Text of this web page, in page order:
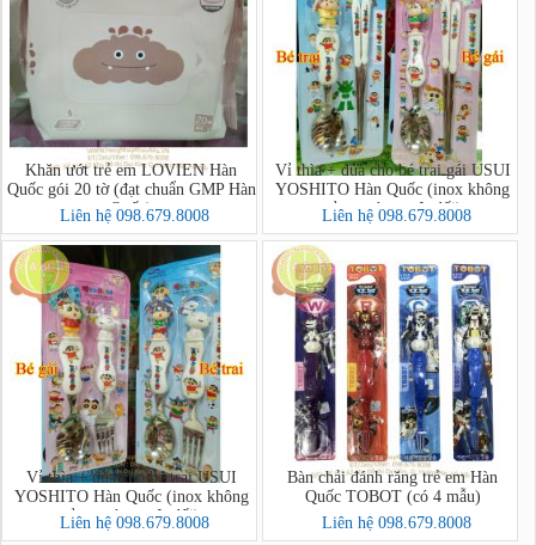
Khăn ướt trẻ em LOVIEN Hàn
Quốc gói 20 tờ (đạt chuẩn GMP Hàn
Quốc)
Liên hệ 098.679.8008
Vỉ thìa + đũa cho bé trai gái USUI
YOSHITO Hàn Quốc (inox không
gỉ,an toàn tuyệt đối)
Liên hệ 098.679.8008
Vỉ thìa + đũa cho bé trai USUI
YOSHITO Hàn Quốc (inox không
gỉ,an toàn tuyệt đối)
Liên hệ 098.679.8008
Bàn chải đánh răng trẻ em Hàn
Quốc TOBOT (có 4 mẫu)
Liên hệ 098.679.8008